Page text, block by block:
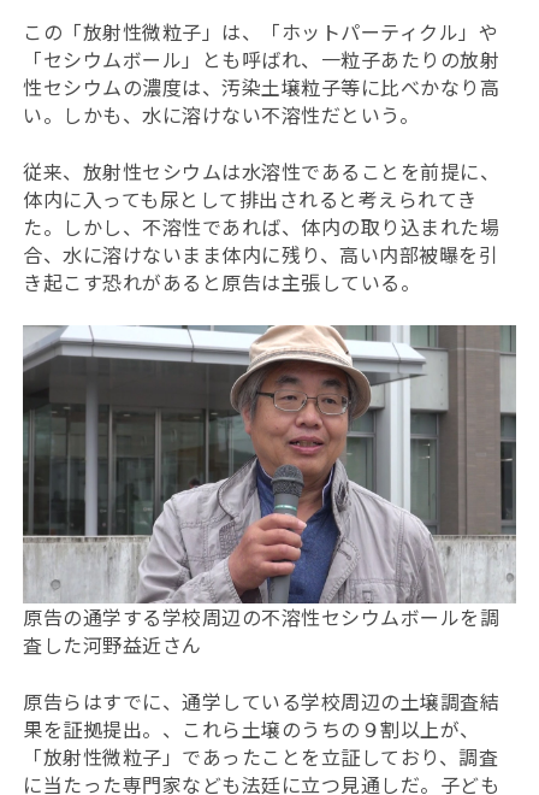
この「放射性微粒子」は、「ホットパーティクル」や
「セシウムボール」とも呼ばれ、一粒子あたりの放射
性セシウムの濃度は、汚染土壌粒子等に比べかなり高
い。しかも、水に溶けない不溶性だという。
従来、放射性セシウムは水溶性であることを前提に、
体内に入っても尿として排出されると考えられてき
た。しかし、不溶性であれば、体内の取り込まれた場
合、水に溶けないまま体内に残り、高い内部被曝を引
き起こす恐れがあると原告は主張している。
原告の通学する学校周辺の不溶性セシウムボールを調
査した河野益近さん
原告らはすでに、通学している学校周辺の土壌調査結
果を証拠提出。、これら土壌のうちの９割以上が、
「放射性微粒子」であったことを立証しており、調査
に当たった専門家なども法廷に立つ見通しだ。子ども